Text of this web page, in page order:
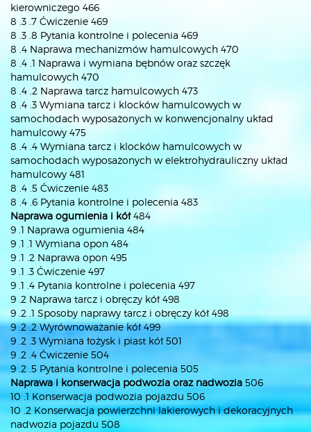
kierowniczego 466
8 .3 .7 Ćwiczenie 469
8 .3 .8 Pytania kontrolne i polecenia 469
8 .4 Naprawa mechanizmów hamulcowych 470
8 .4 .1 Naprawa i wymiana bębnów oraz szczęk
hamulcowych 470
8 .4 .2 Naprawa tarcz hamulcowych 473
8 .4 .3 Wymiana tarcz i klocków hamulcowych w
samochodach wyposażonych w konwencjonalny układ
hamulcowy 475
8 .4 .4 Wymiana tarcz i klocków hamulcowych w
samochodach wyposażonych w elektrohydrauliczny układ
hamulcowy 481
8 .4 .5 Ćwiczenie 483
8 .4 .6 Pytania kontrolne i polecenia 483
Naprawa ogumienia i kół484
9 .1 Naprawa ogumienia 484
9 .1 .1 Wymiana opon 484
9 .1 .2 Naprawa opon 495
9 .1 .3 Ćwiczenie 497
9 .1 .4 Pytania kontrolne i polecenia 497
9 .2 Naprawa tarcz i obręczy kół 498
9 .2 .1 Sposoby naprawy tarcz i obręczy kół 498
9 .2 .2 Wyrównoważanie kół 499
9 .2 .3 Wymiana łożysk i piast kół 501
9 .2 .4 Ćwiczenie 504
9 .2 .5 Pytania kontrolne i polecenia 505
Naprawa i konserwacja podwozia oraz nadwozia 506
10 .1 Konserwacja podwozia pojazdu 506
10 .2 Konserwacja powierzchni lakierowych i dekoracyjnych
nadwozia pojazdu 508